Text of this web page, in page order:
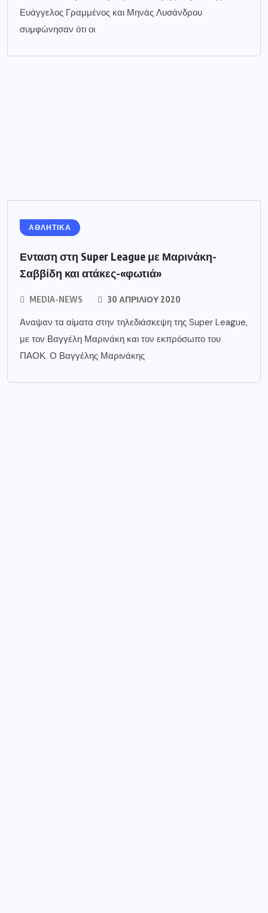
Ευάγγελος Γραμμένος και Μηνάς Λυσάνδρου
συμφώνησαν ότι οι
ΑΘΛΗΤΙΚΑ
Ενταση στη Super League με Μαρινάκη-
Σαββίδη και ατάκες-«φωτιά»
MEDIA-NEWS 30 ΑΠΡΙΛΊΟΥ 2020
Αναψαν τα αίματα στην τηλεδιάσκεψη της Super League,
με τον Βαγγέλη Μαρινάκη και τον εκπρόσωπο του
ΠΑΟΚ. Ο Βαγγέλης Μαρινάκης